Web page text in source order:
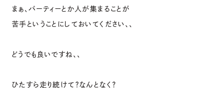
まぁ、パーティーとか人が集まることが
苦手ということにしておいてください、、
どうでも良いですね、、
ひたすら走り続けて？なんとなく？